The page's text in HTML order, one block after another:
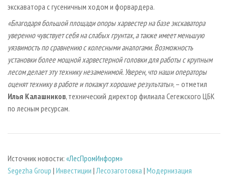
ИНСТРУМЕНТ И МАТЕРИАЛЫ
БИБЛИОТЕКА СПЕЦИАЛИСТА
экскаватора с гусеничным ходом и форвардера.
«Благодаря большой площади опоры харвестер на базе экскаватора
уверенно чувствует себя на слабых грунтах, а также имеет меньшую
уязвимость по сравнению с колесными аналогами. Возможность
установки более мощной харвестерной головки для работы с крупным
лесом делает эту технику незаменимой. Уверен, что наши операторы
оценят технику в работе и покажут хорошие результаты», – отметил
Илья Калашников, технический директор филиала Сегежского ЦБК
по лесным ресурсам.
Источник новости: «ЛесПромИнформ»
Segezha Group | Инвестиции |Лесозаготовка | Модернизация